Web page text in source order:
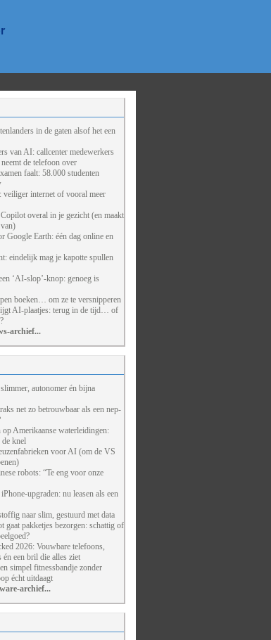
in de gaten alsof het een
van AI: callcenter medewerkers
de telefoon over
faalt: 58.000 studenten
internet of vooral meer
overal in je gezicht (en maakt
Google Earth: één dag online en
eindelijk mag je kapotte spullen
‘AI-slop’-knop: genoeg is
boeken… om ze te versnipperen
AI-plaatjes: terug in de tijd… of
archief...
autonomer én bijna
net zo betrouwbaar als een nep-
Amerikaanse waterleidingen:
knel
voor AI (om de VS
robots: “Te eng voor onze
upgraden: nu leasen als een
naar slim, gestuurd met data
gaat pakketjes bezorgen: schattig of
2026: Vouwbare telefoons,
een bril die alles ziet
simpel fitnessbandje zonder
écht uitdaagt
archief...